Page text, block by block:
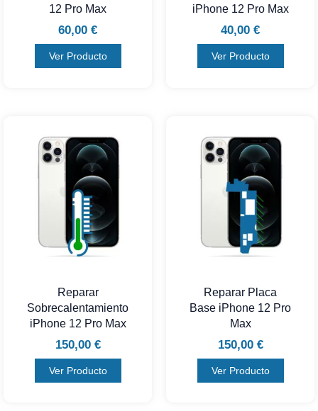
12 Pro Max
60,00 €
Ver Producto
iPhone 12 Pro Max
40,00 €
Ver Producto
Reparar
Sobrecalentamiento
iPhone 12 Pro Max
150,00 €
Ver Producto
Reparar Placa
Base iPhone 12 Pro
Max
150,00 €
Ver Producto